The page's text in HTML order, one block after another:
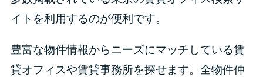
イトを利用するのが便利です。
豊富な物件情報からニーズにマッチしている賃
貸オフィスや賃貸事務所を探せます。全物件仲